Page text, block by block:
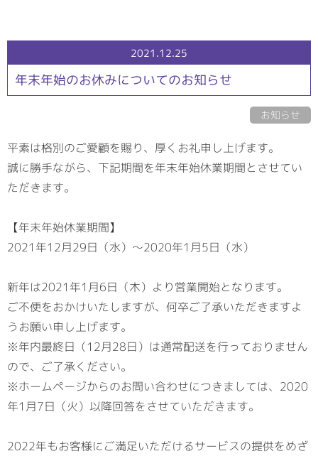
2021.12.25
年末年始のお休みについてのお知らせ
お知らせ
平素は格別のご愛顧を賜り、厚くお礼申し上げます。
誠に勝手ながら、下記期間を年末年始休業期間とさせてい
ただきます。
【年末年始休業期間】
2021年12月29日（水）～2020年1月5日（水）
新年は2021年1月6日（木）より営業開始となります。
ご不便をおかけいたしますが、何卒ご了承いただきますよ
うお願い申し上げます。
※年内最終日（12月28日）は通常配送を行っておりません
ので、ご了承ください。
※ホームページからのお問い合わせにつきましては、2020
年1月7日（火）以降回答をさせていただきます。
2022年もお客様にご満足いただけるサービスの提供をめざ